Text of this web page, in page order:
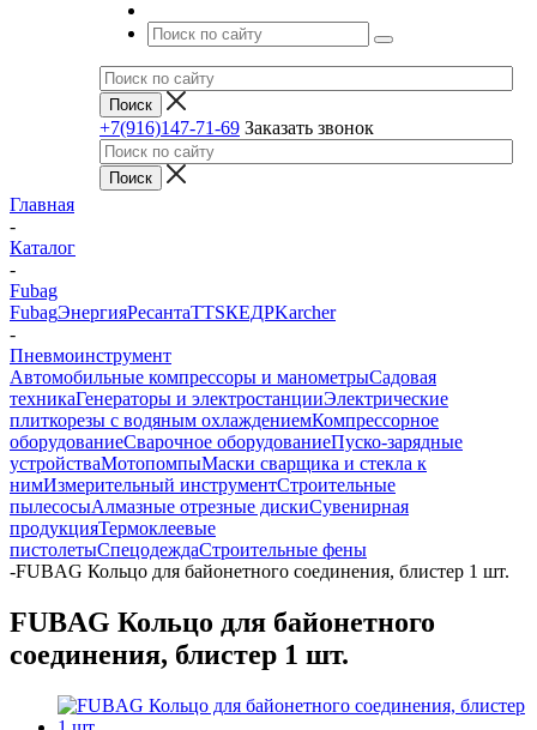
+7(916)147-71-69 Заказать звонок
Главная
-
Каталог
-
Fubag
FubagЭнергияРесантаTTSКЕДРKarcher
-
Пневмоинструмент
Автомобильные компрессоры и манометрыСадовая
техникаГенераторы и электростанцииЭлектрические
плиткорезы с водяным охлаждениемКомпрессорное
оборудованиеСварочное оборудованиеПуско-зарядные
устройстваМотопомпыМаски сварщика и стекла к
нимИзмерительный инструментСтроительные
пылесосыАлмазные отрезные дискиСувенирная
продукцияТермоклеевые
пистолетыСпецодеждаСтроительные фены
-FUBAG Кольцо для байонетного соединения, блистер 1 шт.
FUBAG Кольцо для байонетного
соединения, блистер 1 шт.